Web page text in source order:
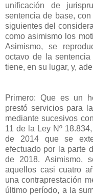
unificación de
sentencia de base,
siguientes del
como asimismo los
Asimismo, se
octavo de la
tiene, en su lugar, y,
Primero: Que es un
prestó servicios para
mediante sucesivos
11 de la Ley Nº
de 2014 que se
efectuado por la parte
de 2018. Asimismo,
aquellos casi cuatro
una contraprestación
último período, a la